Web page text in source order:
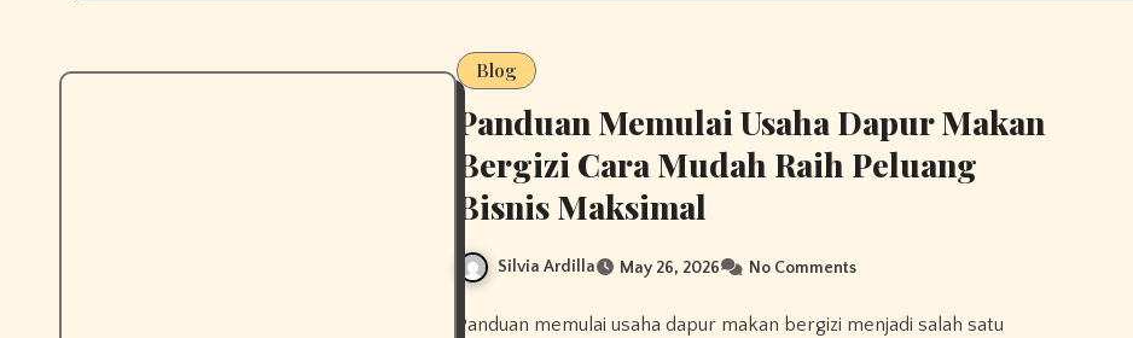
Blog
Panduan Memulai Usaha Dapur Makan
Bergizi Cara Mudah Raih Peluang
Bisnis Maksimal
Silvia Ardilla May 26, 2026 No Comments
Panduan memulai usaha dapur makan bergizi menjadi salah satu